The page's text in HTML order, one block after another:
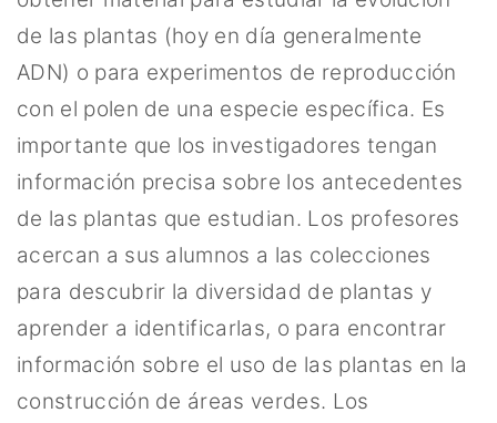
de las plantas (hoy en día generalmente
ADN) o para experimentos de reproducción
con el polen de una especie específica. Es
importante que los investigadores tengan
información precisa sobre los antecedentes
de las plantas que estudian. Los profesores
acercan a sus alumnos a las colecciones
para descubrir la diversidad de plantas y
aprender a identificarlas, o para encontrar
información sobre el uso de las plantas en la
construcción de áreas verdes. Los